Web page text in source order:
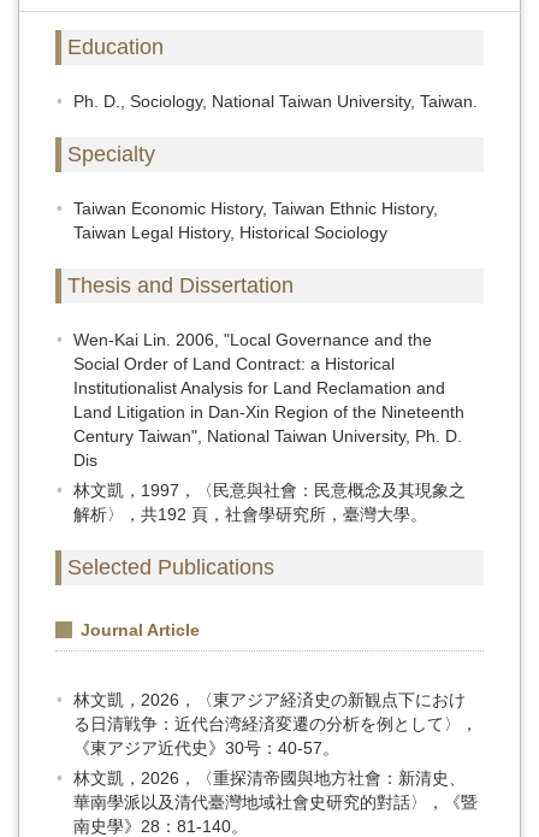
Education
Ph. D., Sociology, National Taiwan University, Taiwan.
Specialty
Taiwan Economic History, Taiwan Ethnic History,
Taiwan Legal History, Historical Sociology
Thesis and Dissertation
Wen-Kai Lin. 2006, "Local Governance and the
Social Order of Land Contract: a Historical
Institutionalist Analysis for Land Reclamation and
Land Litigation in Dan-Xin Region of the Nineteenth
Century Taiwan", National Taiwan University, Ph. D.
Dis
林文凱，1997，〈民意與社會：民意概念及其現象之
解析〉，共192 頁，社會學研究所，臺灣大學。
Selected Publications
Journal Article
林文凱，2026，〈東アジア経済史の新観点下におけ
る日清戦争：近代台湾経済変遷の分析を例として〉，
《東アジア近代史》30号：40-57。
林文凱，2026，〈重探清帝國與地方社會：新清史、
華南學派以及清代臺灣地域社會史研究的對話〉，《暨
南史學》28：81-140。